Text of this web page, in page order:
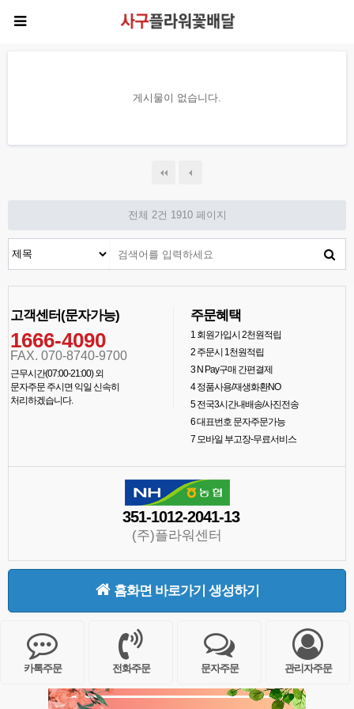
게시물이 없습니다.
전체 2건 1910 페이지
고객센터(문자가능)
1666-4090
FAX. 070-8740-9700
근무시간(07:00-21:00) 외
문자주문 주시면 익일 신속히
처리하겠습니다.
주문혜택
1회원가입시 2천원적립
2주문시 1천원적립
3N Pay구매 간편결제
4정품사용/재생화환NO
5전국3시간내배송/사진전송
6대표번호 문자주문가능
7모바일 부고장-무료서비스
351-1012-2041-13
(주)플라워센터
홈화면 바로가기 생성하기
카톡주문 전화주문 문자주문 관리자주문